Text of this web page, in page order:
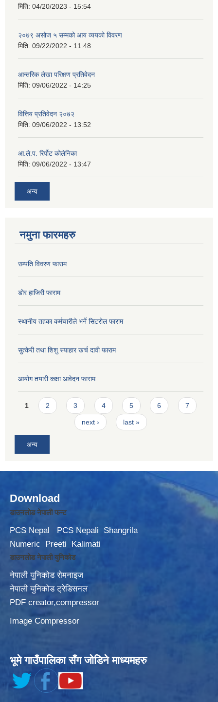
मिति: 04/20/2023 - 15:54
२०७९ असोज ५ सम्मको आय व्ययको विवरण
मिति: 09/22/2022 - 11:48
आन्तरिक लेखा परिक्षण प्रतिवेदन
मिति: 09/06/2022 - 14:25
वित्तिय प्रतिवेदन २०७२
मिति: 09/06/2022 - 13:52
आ.ले.प. रिर्पोट कोलेनिका
मिति: 09/06/2022 - 13:47
अन्य
नमुना फारमहरु
सम्पति विवरण फाराम
डोर हाजिरी फाराम
स्थानीय तहका कर्मचारीले भर्ने सिटरोल फाराम
सुत्केरी तथा शिशु स्याहार खर्च दावी फाराम
आयोग तयारी कक्षा आवेदन फाराम
Pages
1 2 3 4 5 6 7
next › last »
अन्य
Download
डाउनलोड नेपाली फन्ट
PCS Nepal PCS Nepali
Shangrila
Numeric
Preeti Kalimati
डाउनलोड नेपाली युनिकोड
नेपाली युनिकोड रोमनाइज
नेपाली युनिकोड ट्रेडिसनल
PDF creator,compressor
Image Compressor
भूमे गाउँपालिका सँग जोडिने माध्यमहरु